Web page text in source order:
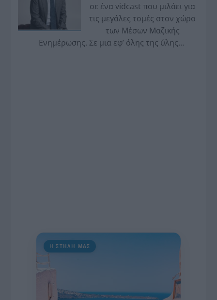
σε ένα vidcast που μιλάει για
τις μεγάλες τομές στον χώρο
των Μέσων Μαζικής
Ενημέρωσης. Σε μια εφ’ όλης της ύλης
Η ΣΤΗΛΗ ΜΑΣ